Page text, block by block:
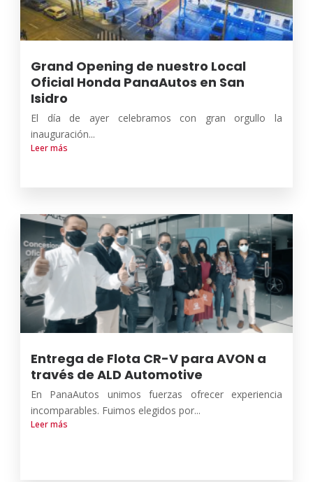
Grand Opening de nuestro Local
Oficial Honda PanaAutos en San
Isidro
El día de ayer celebramos con gran orgullo la
inauguración...
Leer más
Entrega de Flota CR-V para AVON a
través de ALD Automotive
En PanaAutos unimos fuerzas ofrecer experiencia
incomparables. Fuimos elegidos por...
Leer más